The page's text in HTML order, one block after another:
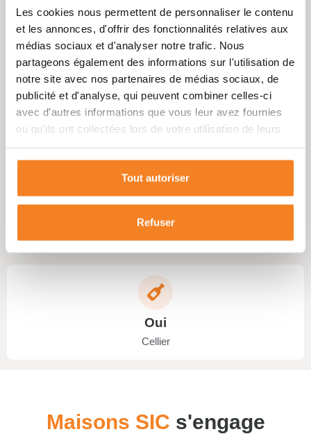
Les cookies nous permettent de personnaliser le contenu
et les annonces, d'offrir des fonctionnalités relatives aux
médias sociaux et d'analyser notre trafic. Nous
partageons également des informations sur l'utilisation de
notre site avec nos partenaires de médias sociaux, de
publicité et d'analyse, qui peuvent combiner celles-ci
avec d'autres informations que vous leur avez fournies
ou qu'ils ont collectées lors de votre utilisation de leurs
Tout autoriser
Refuser
Non
Garage
Oui
Terasse
Oui
Cellier
Maisons SIC s'engage